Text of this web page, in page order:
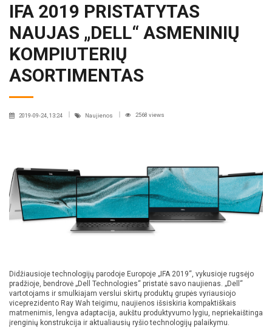
IFA 2019 PRISTATYTAS
NAUJAS „DELL“ ASMENINIŲ
KOMPIUTERIŲ
ASORTIMENTAS
2019-09-24, 13:24 Naujienos 2568 views
Didžiausioje technologijų parodoje Europoje „IFA 2019“, vykusioje rugsėjo
pradžioje, bendrovė „Dell Technologies“ pristatė savo naujienas. „Dell“
vartotojams ir smulkiajam verslui skirtų produktų grupės vyriausiojo
viceprezidento Ray Wah teigimu, naujienos išsiskiria kompaktiškais
matmenimis, lengva adaptacija, aukštu produktyvumo lygiu, nepriekaištinga
įrenginių konstrukcija ir aktualiausių ryšio technologijų palaikymu.